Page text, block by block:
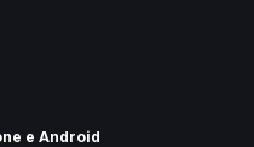
e Android